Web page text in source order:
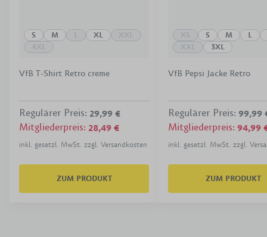
S M XL
VfB T-Shirt Retro creme
Regulärer Preis: 29,99 €
Mitgliederpreis: 28,49 €
inkl. gesetzl. MwSt. zzgl. Versandkosten
ZUM PRODUKT
S M
L
3XL
VfB Pepsi Jacke Retro
Regulärer Preis: 99,99
Mitgliederpreis: 94,99
inkl. gesetzl. MwSt. zzgl.
ZUM PRODUKT